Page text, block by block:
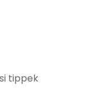
tippek